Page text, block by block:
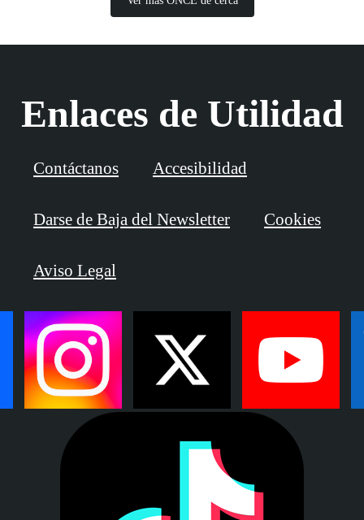
Enlaces de Utilidad
Contáctanos Accesibilidad
Darse de Baja del Newsletter Cookies
Aviso Legal